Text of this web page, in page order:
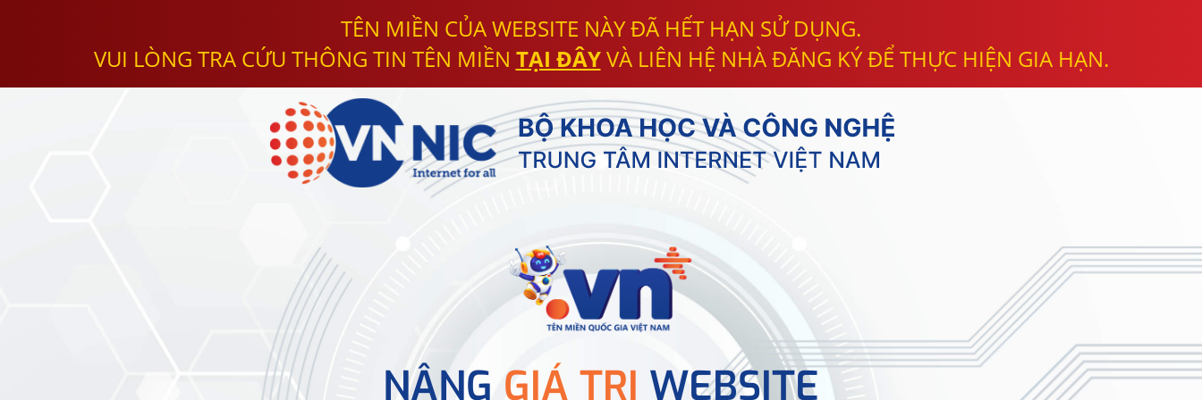
TÊN MIỀN CỦA WEBSITE NÀY ĐÃ HẾT HẠN SỬ DỤNG.
VUI LÒNG TRA CỨU THÔNG TIN TÊN MIỀN TẠI ĐÂYVÀ LIÊN HỆ NHÀ ĐĂNG KÝ ĐỂ THỰC HIỆN GIA HẠN.
NÂNG GIÁ TRỊ WEBSITE